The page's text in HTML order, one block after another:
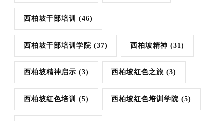
西柏坡干部培训 (46)
西柏坡干部培训学院 (37) 西柏坡精神 (31)
西柏坡精神启示 (3) 西柏坡红色之旅 (3)
西柏坡红色培训 (5) 西柏坡红色培训学院 (5)